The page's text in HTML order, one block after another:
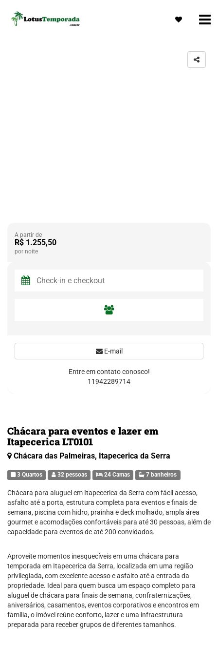
Chácara para eventos e lazer em
Itapecerica LT0101
Chácara das Palmeiras, Itapecerica da Serra
3 Quartos 32 pessoas 24 Camas 7 banheiros
Chácara para aluguel em Itapecerica da Serra com fácil acesso,
asfalto até a porta, estrutura completa para eventos e finais de
semana, piscina com hidro, prainha e deck molhado, ampla área
gourmet e acomodações confortáveis para até 30 pessoas, além de
capacidade para eventos de até 200 convidados.
Aproveite momentos inesquecíveis em uma chácara para
temporada em Itapecerica da Serra, localizada em uma região
privilegiada, com excelente acesso e asfalto até a entrada da
propriedade. Ideal para quem busca um espaço completo para
aluguel de chácara para finais de semana, confraternizações,
aniversários, casamentos, eventos corporativos e encontros em
família, o imóvel reúne conforto, lazer e uma infraestrutura
preparada para receber grupos de diferentes tamanhos.
A partir de
R$ 1.255,50
por noite
E-mail
Entre em contato conosco!
11942289714